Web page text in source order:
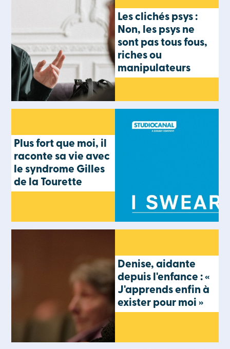
Les clichés psys :
Non, les psys ne
sont pas tous fous,
riches ou
manipulateurs
Plus fort que moi, il
raconte sa vie avec
le syndrome Gilles
de la Tourette
Denise, aidante
depuis l'enfance : «
J'apprends enfin à
exister pour moi »